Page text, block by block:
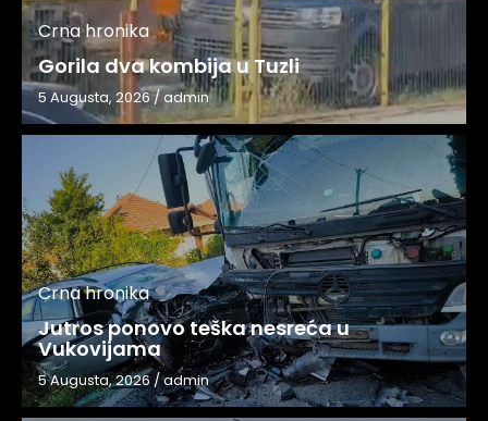
Crna hronika
Gorila dva kombija u Tuzli
5 Augusta, 2026/admin
Crna hronika
Jutros ponovo teška nesreća u
Vukovijama
5 Augusta, 2026/admin